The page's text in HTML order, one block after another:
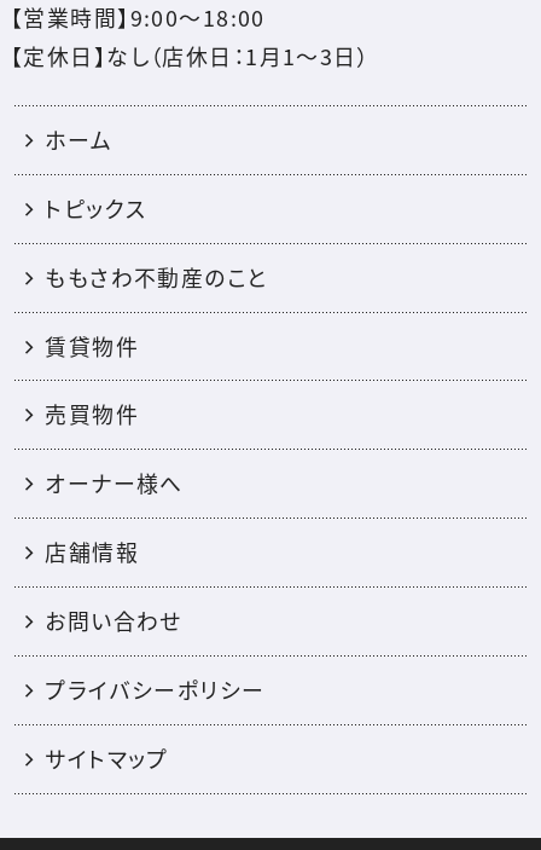
【営業時間】9:00～18:00
【定休日】なし（店休日：1月1〜3日）
ホーム
トピックス
ももさわ不動産のこと
賃貸物件
売買物件
オーナー様へ
店舗情報
お問い合わせ
プライバシーポリシー
サイトマップ